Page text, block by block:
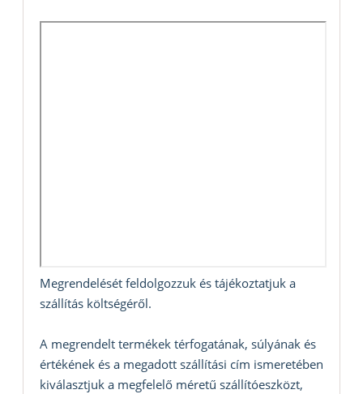
Megrendelését feldolgozzuk és tájékoztatjuk a
szállítás költségéről.
A megrendelt termékek térfogatának, súlyának és
értékének és a megadott szállítási cím ismeretében
kiválasztjuk a megfelelő méretű szállítóeszközt,